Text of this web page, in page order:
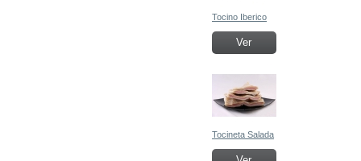
Tocino Iberico
Ver
Tocineta Salada